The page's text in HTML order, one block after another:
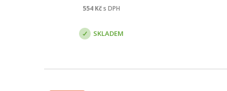
zemnícím kabelem zakončeným
s ven...
554Kčs DPH
SKLADEM